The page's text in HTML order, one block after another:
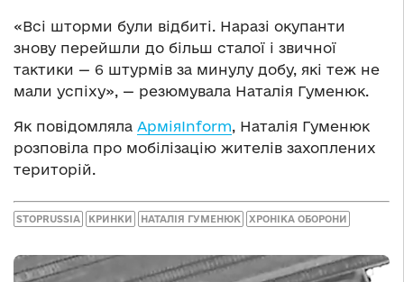
«Всі шторми були відбиті. Наразі окупанти
знову перейшли до більш сталої і звичної
тактики — 6 штурмів за минулу добу, які теж не
мали успіху», — резюмувала Наталія Гуменюк.
Як повідомляла АрміяInform, Наталія Гуменюк
розповіла про мобілізацію жителів захоплених
територій.
STOPRUSSIA КРИНКИ НАТАЛІЯ ГУМЕНЮК ХРОНІКА ОБОРОНИ